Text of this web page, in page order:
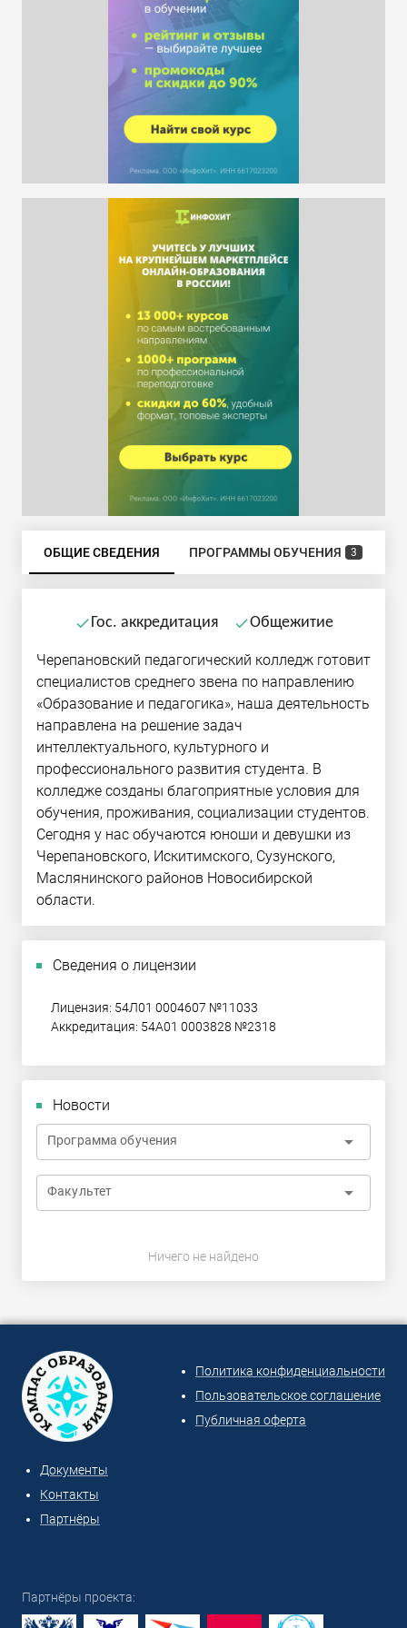
ОБЩИЕ СВЕДЕНИЯ ПРОГРАММЫ ОБУЧЕНИЯ 3
doneГос. аккредитация doneОбщежитие
Черепановский педагогический колледж готовит
специалистов среднего звена по направлению
«Образование и педагогика», наша деятельность
направлена на решение задач
интеллектуального, культурного и
профессионального развития студента. В
колледже созданы благоприятные условия для
обучения, проживания, социализации студентов.
Сегодня у нас обучаются юноши и девушки из
Черепановского, Искитимского, Сузунского,
Маслянинского районов Новосибирской
области.
Сведения о лицензии
Лицензия: 54Л01 0004607 №11033
Аккредитация: 54А01 0003828 №2318
Новости
Программа обучения arrow_drop_down
Факультет arrow_drop_down
Ничего не найдено
Политика конфиденциальности
Пользовательское соглашение
Публичная оферта
Документы
Контакты
Партнёры
Партнёры проекта: